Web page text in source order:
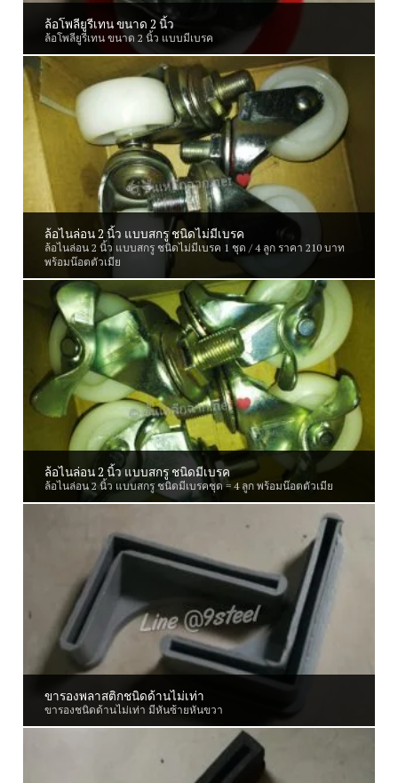
ล้อโพลียูรีเทน ขนาด 2 นิ้ว
ล้อโพลียูรีเทน ขนาด 2 นิ้ว แบบมีเบรค
ล้อไนล่อน 2 นิ้ว แบบสกรู ชนิดไม่มีเบรค
ล้อไนล่อน 2 นิ้ว แบบสกรู ชนิดไม่มีเบรค 1 ชุด / 4 ลูก ราคา 210 บาท
พร้อมน๊อตตัวเมีย
ล้อไนล่อน 2 นิ้ว แบบสกรู ชนิดมีเบรค
ล้อไนล่อน 2 นิ้ว แบบสกรู ชนิดมีเบรคชุด = 4 ลูก พร้อมน๊อตตัวเมีย
ขารองพลาสติกชนิดด้านไม่เท่า
ขารองชนิดด้านไม่เท่า มีหันซ้ายหันขวา
สั่งตัดพร้อมสั่งซื้อได้ง่ายๆ แล้ววันนี้
เครื่องมือคำนวณการตัด